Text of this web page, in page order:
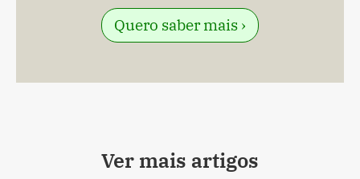
Quero saber mais ›
Ver mais artigos